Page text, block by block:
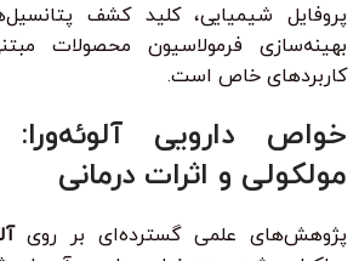
پروفایل شیمیایی، کلید کشف
بهینه‌سازی فرمولاسیون محصولات
کاربردهای خاص است.
خواص دارویی
مولکولی و اثرات درمانی
پژوهش‌های علمی گسترده‌ای بر روی